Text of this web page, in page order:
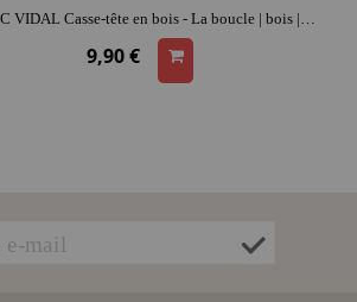
MARC VIDAL Casse-tête en bois - La boucle | bois | look rétro | format poche
9,90 €